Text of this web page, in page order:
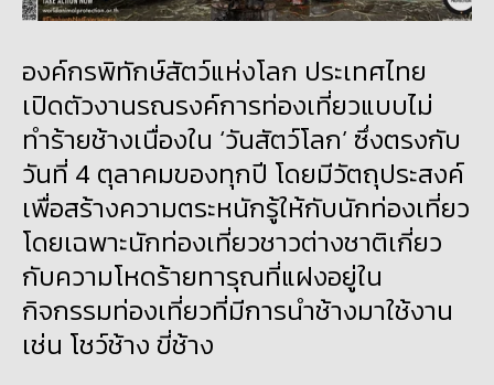
องค์กรพิทักษ์สัตว์แห่งโลก ประเทศไทย
เปิดตัวงานรณรงค์การท่องเที่ยวแบบไม่
ทำร้ายช้างเนื่องใน ‘วันสัตว์โลก’ ซึ่งตรงกับ
วันที่ 4 ตุลาคมของทุกปี โดยมีวัตถุประสงค์
เพื่อสร้างความตระหนักรู้ให้กับนักท่องเที่ยว
โดยเฉพาะนักท่องเที่ยวชาวต่างชาติเกี่ยว
กับความโหดร้ายทารุณที่แฝงอยู่ใน
กิจกรรมท่องเที่ยวที่มีการนำช้างมาใช้งาน
เช่น โชว์ช้าง ขี่ช้าง